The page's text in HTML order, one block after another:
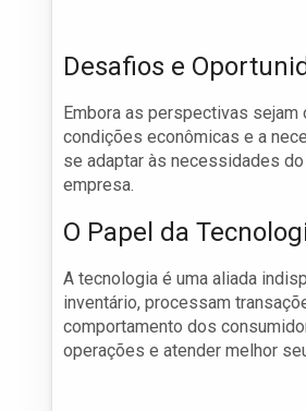
Desafios e
Embora as perspectivas
condições econômicas e a
se adaptar às necessidades
empresa.
O Papel da
A tecnologia é uma aliada
inventário, processam
comportamento dos
operações e atender melhor